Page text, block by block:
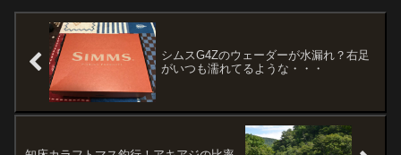
シムスG4Zのウェーダーが水漏れ？右足
がいつも濡れてるような・・・